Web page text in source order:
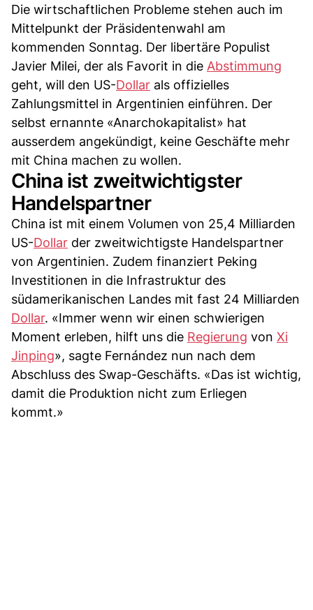
Die wirtschaftlichen Probleme stehen auch im
Mittelpunkt der Präsidentenwahl am
kommenden Sonntag. Der libertäre Populist
Javier Milei, der als Favorit in die Abstimmung
geht, will den US-Dollar als offizielles
Zahlungsmittel in Argentinien einführen. Der
selbst ernannte «Anarchokapitalist» hat
ausserdem angekündigt, keine Geschäfte mehr
mit China machen zu wollen.
China ist zweitwichtigster
Handelspartner
China ist mit einem Volumen von 25,4 Milliarden
US-Dollar der zweitwichtigste Handelspartner
von Argentinien. Zudem finanziert Peking
Investitionen in die Infrastruktur des
südamerikanischen Landes mit fast 24 Milliarden
Dollar. «Immer wenn wir einen schwierigen
Moment erleben, hilft uns die Regierung von Xi
Jinping», sagte Fernández nun nach dem
Abschluss des Swap-Geschäfts. «Das ist wichtig,
damit die Produktion nicht zum Erliegen
kommt.»